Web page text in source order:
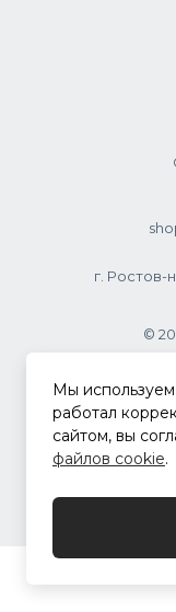
г. Ростов-
©
Мы
работал
сайтом, вы
файлов cookie.